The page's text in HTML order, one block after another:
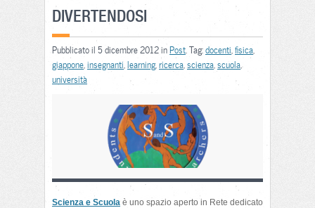
DIVERTENDOSI
Pubblicato il 5 dicembre 2012 inPost . Tag:docenti fisica
giappone insegnanti learning, ricerca scienza scuola
università
Scienza e Scuola è uno spazio aperto in Rete dedicato